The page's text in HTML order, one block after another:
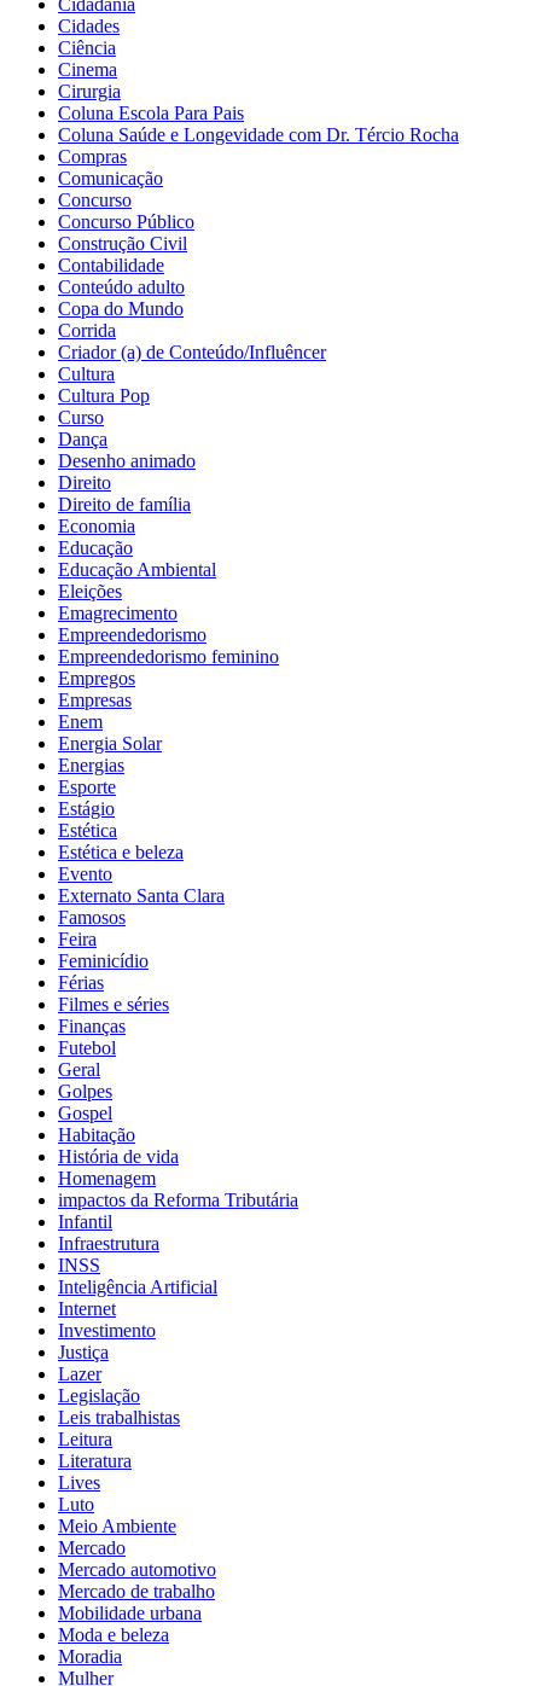
Cidades
Ciência
Cinema
Cirurgia
Coluna Escola Para Pais
Coluna Saúde e Longevidade com Dr. Tércio Rocha
Compras
Comunicação
Concurso
Concurso Público
Construção Civil
Contabilidade
Conteúdo adulto
Copa do Mundo
Corrida
Criador (a) de Conteúdo/Influêncer
Cultura
Cultura Pop
Curso
Dança
Desenho animado
Direito
Direito de família
Economia
Educação
Educação Ambiental
Eleições
Emagrecimento
Empreendedorismo
Empreendedorismo feminino
Empregos
Empresas
Enem
Energia Solar
Energias
Esporte
Estágio
Estética
Estética e beleza
Evento
Externato Santa Clara
Famosos
Feira
Feminicídio
Férias
Filmes e séries
Finanças
Futebol
Geral
Golpes
Gospel
Habitação
História de vida
Homenagem
impactos da Reforma Tributária
Infantil
Infraestrutura
INSS
Inteligência Artificial
Internet
Investimento
Justiça
Lazer
Legislação
Leis trabalhistas
Leitura
Literatura
Lives
Luto
Meio Ambiente
Mercado
Mercado automotivo
Mercado de trabalho
Mobilidade urbana
Moda e beleza
Moradia
Mulher